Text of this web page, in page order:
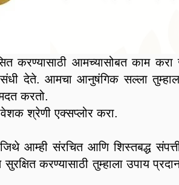
आमच्यासोबत काम करा
देते. आमचा आनुषंगिक सल्ला
करतो.
श्रेणी एक्सप्लोर करा.
आम्ही संरचित आणि शिस्तबद्ध
करण्यासाठी तुम्हाला उपाय